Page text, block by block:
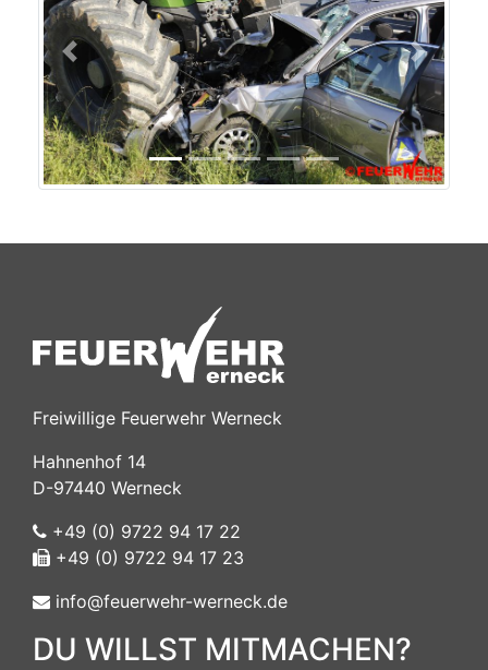
Previous Next
Freiwillige Feuerwehr Werneck
Hahnenhof 14
D-97440 Werneck
+49 (0) 9722 94 17 22
+49 (0) 9722 94 17 23
info@feuerwehr-werneck.de
DU WILLST MITMACHEN?